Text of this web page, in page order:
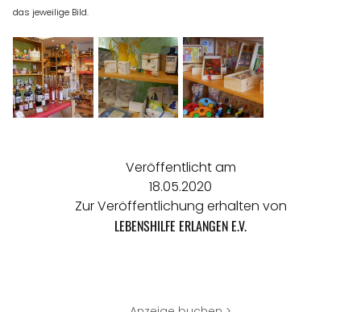
das jeweilige Bild.
Veröffentlicht am
18.05.2020
Zur Veröffentlichung erhalten von
LEBENSHILFE ERLANGEN E.V.